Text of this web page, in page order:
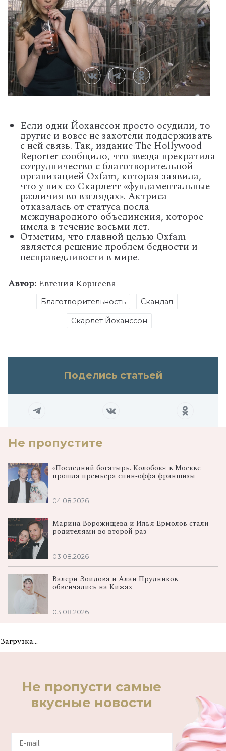
Если одни Йоханссон просто осудили, то
другие и вовсе не захотели поддерживать
с ней связь. Так, издание The Hollywood
Reporter сообщило, что звезда прекратила
сотрудничество с благотворительной
организацией Oxfam, которая заявила,
что у них со Скарлетт «фундаментальные
различия во взглядах». Актриса
отказалась от статуса посла
международного объединения, которое
имела в течение восьми лет.
Отметим, что главной целью Oxfam
является решение проблем бедности и
несправедливости в мире.
Автор:Евгения Корнеева
Благотворительность Скандал
Скарлет Йоханссон
Поделись статьей
Не пропустите
«Последний богатырь. Колобок»: в Москве
прошла премьера спин‑оффа франшизы
04.08.2026
Марина Ворожищева и Илья Ермолов стали
родителями во второй раз
03.08.2026
Валери Зоидова и Алан Прудников
обвенчались на Кижах
03.08.2026
Загрузка...
Не пропусти самые
вкусные новости